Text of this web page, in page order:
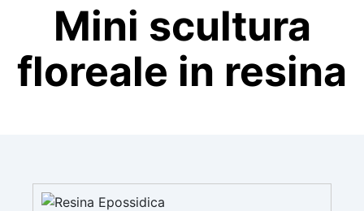
Mini scultura
floreale in resina